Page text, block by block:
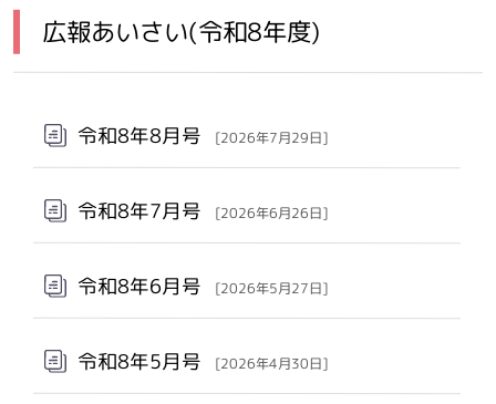
広報あいさい(令和8年度)
令和8年8月号 [2026年7月29日]
令和8年7月号 [2026年6月26日]
令和8年6月号 [2026年5月27日]
令和8年5月号 [2026年4月30日]